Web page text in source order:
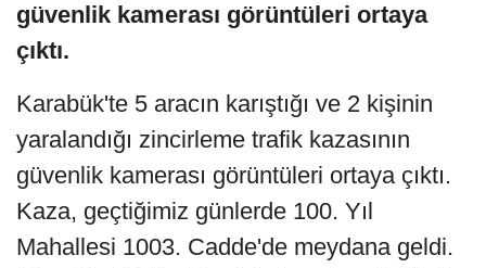
güvenlik kamerası görüntüleri ortaya
çıktı.
Karabük'te 5 aracın karıştığı ve 2 kişinin
yaralandığı zincirleme trafik kazasının
güvenlik kamerası görüntüleri ortaya çıktı.
Kaza, geçtiğimiz günlerde 100. Yıl
Mahallesi 1003. Cadde'de meydana geldi.